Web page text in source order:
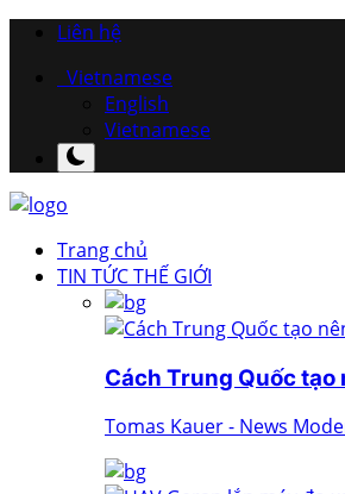
Liên hệ
Vietnamese
English
Vietnamese
Trang chủ
TIN TỨC THẾ GIỚI
Cách Trung Quốc
Tomas Kauer - News